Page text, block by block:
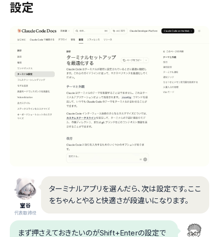
設定
室谷
代表取締役
ターミナルアプリを選んだら、次は設定です。ここ
をちゃんとやると快適さが段違いになります。
まず押さえておきたいのがShift+Enterの設定で